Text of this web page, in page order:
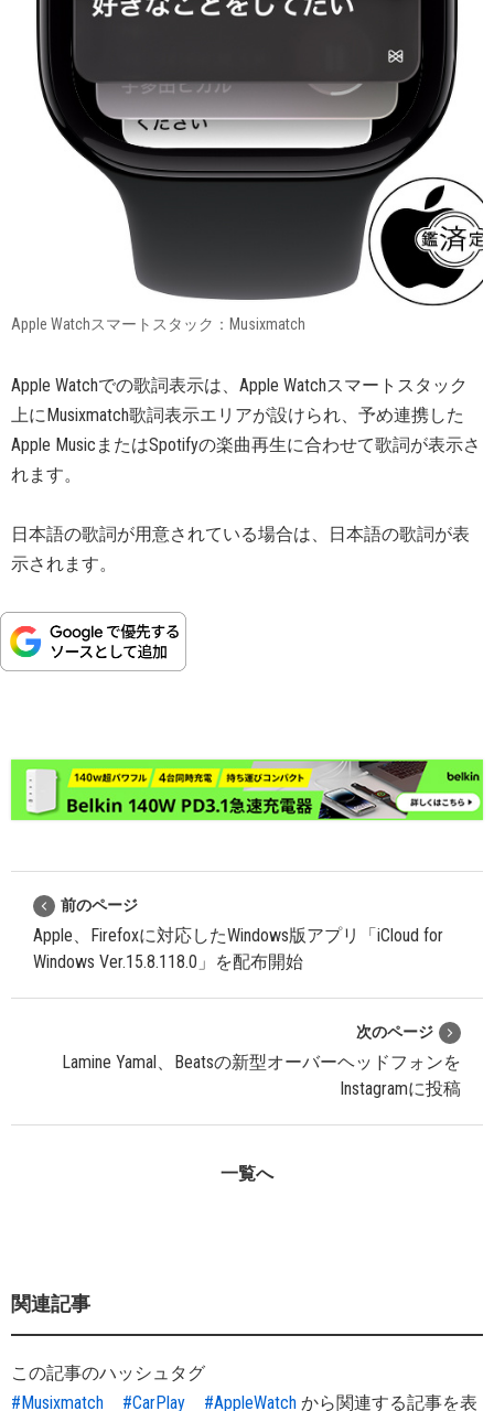
Apple Watchスマートスタック：Musixmatch
Apple Watchでの歌詞表示は、Apple Watchスマートスタック
上にMusixmatch歌詞表示エリアが設けられ、予め連携した
Apple MusicまたはSpotifyの楽曲再生に合わせて歌詞が表示さ
れます。
日本語の歌詞が用意されている場合は、日本語の歌詞が表
示されます。
前のページ
Apple、Firefoxに対応したWindows版アプリ「iCloud for
Windows Ver.15.8.118.0」を配布開始
次のページ
Lamine Yamal、Beatsの新型オーバーヘッドフォンを
Instagramに投稿
一覧へ
関連記事
この記事のハッシュタグ
#Musixmatch
#CarPlay #AppleWatch から関連する記事を表